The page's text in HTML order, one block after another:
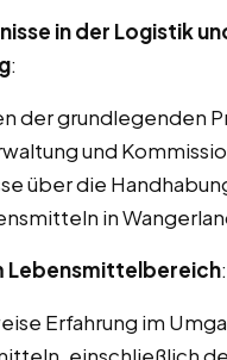
in der Logistik
:
der grundlegenden
und
über die
in
Lebensmittelbereich:
Erfahrung im